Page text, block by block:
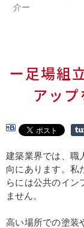
介ー
ー足場組
アッ
建築業界では、職
向にあります。私
らには公共のイン
ません。
高い場所での塗装